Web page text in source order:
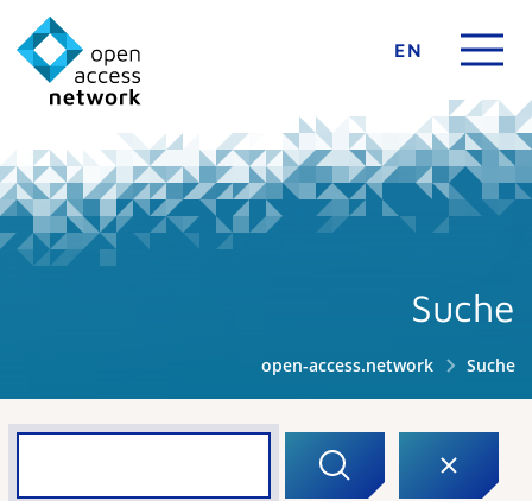
EN
Suche
open-access.network Suche